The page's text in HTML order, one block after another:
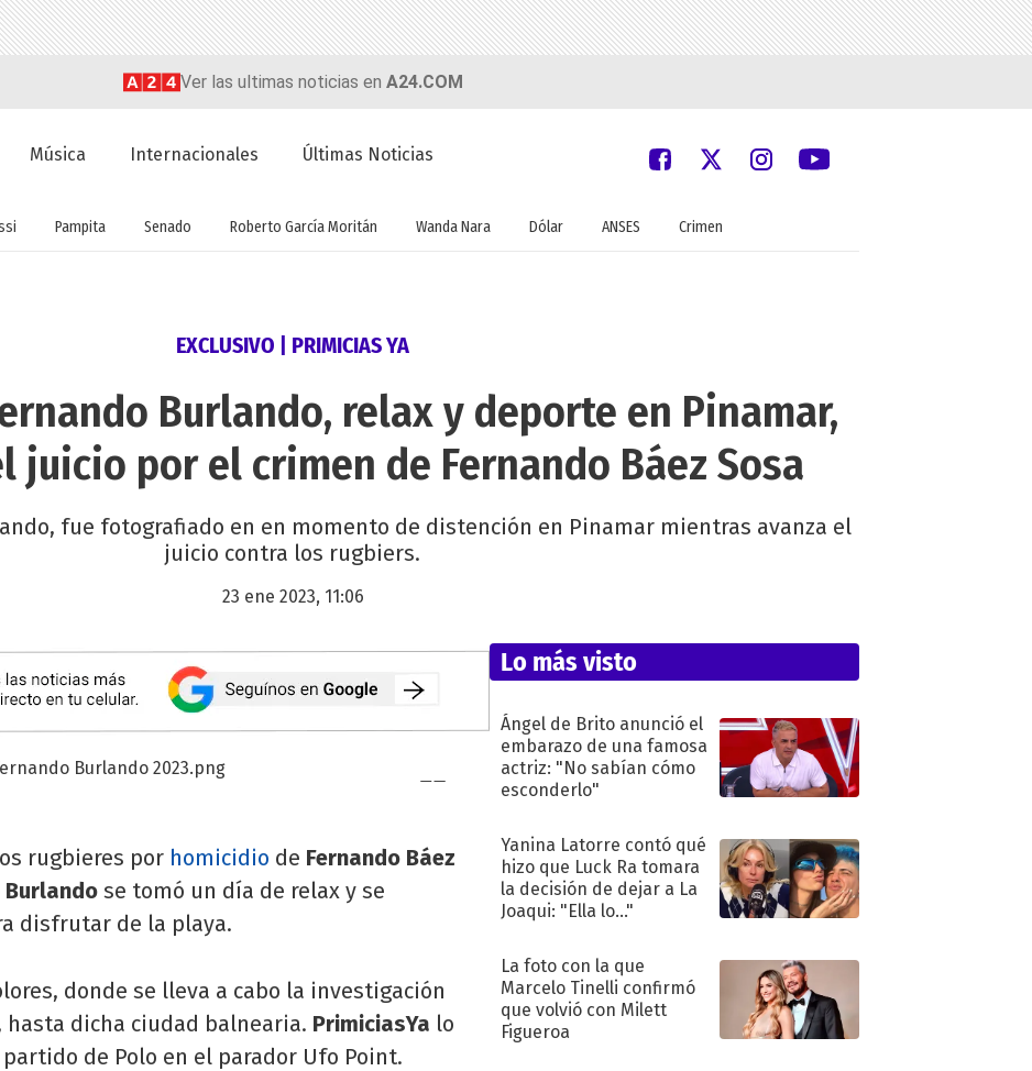
Ver las ultimas noticias en A24.COM
Música Internacionales Últimas Noticias
Pampita Senado Roberto García Moritán Wanda Nara Dólar ANSES Crimen
EXCLUSIVO | PRIMICIAS YA
Burlando, relax y deporte en Pinamar,
juicio por el crimen de Fernando Báez Sosa
fue fotografiado en en momento de distención en Pinamar mientras avanza el
juicio contra los rugbiers.
23 ene 2023, 11:06
rugbieres por homicidio de Fernando Báez
Burlando se tomó un día de relax y se
disfrutar de la playa.
donde se lleva a cabo la investigación
hasta dicha ciudad balnearia. PrimiciasYa lo
de Polo en el parador Ufo Point.
Lo más visto
Ángel de Brito anunció el
embarazo de una famosa
actriz: "No sabían cómo
esconderlo"
Yanina Latorre contó qué
hizo que Luck Ra tomara
la decisión de dejar a La
Joaqui: "Ella lo..."
La foto con la que
Marcelo Tinelli confirmó
que volvió con Milett
Figueroa